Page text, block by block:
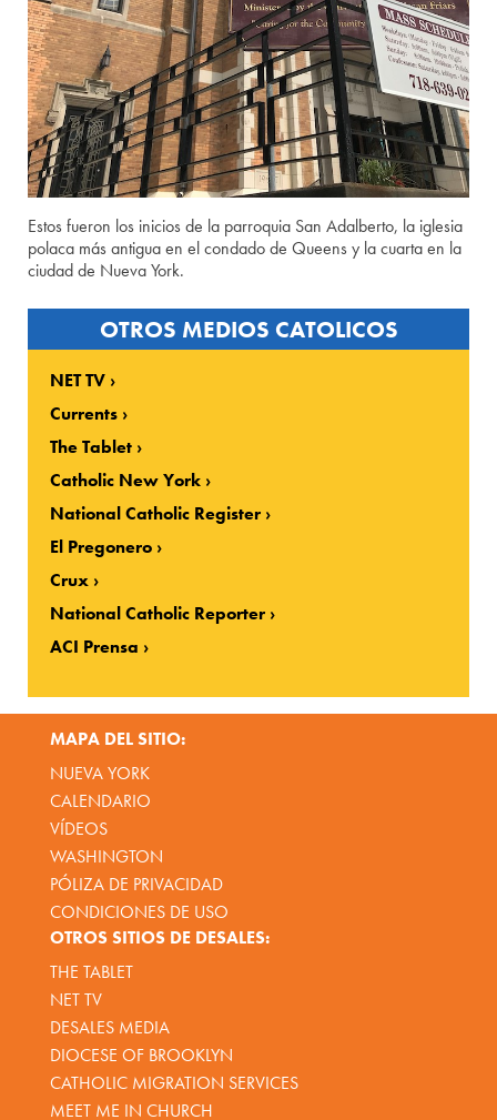
Estos fueron los inicios de la parroquia San Adalberto, la iglesia
polaca más antigua en el condado de Queens y la cuarta en la
ciudad de Nueva York.
OTROS MEDIOS CATOLICOS
NET TV
Currents
The Tablet
Catholic New York
National Catholic Register
El Pregonero
Crux
National Catholic Reporter
ACI Prensa
MAPA DEL SITIO:
NUEVA YORK
CALENDARIO
VÍDEOS
WASHINGTON
PÓLIZA DE PRIVACIDAD
CONDICIONES DE USO
OTROS SITIOS DE DESALES:
THE TABLET
NET TV
DESALES MEDIA
DIOCESE OF BROOKLYN
CATHOLIC MIGRATION SERVICES
MEET ME IN CHURCH